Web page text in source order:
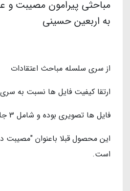
مباحثی پیرامون مصیبت و
به اربعین حسینی
از سری سلسله مباحث اعتقادات
ارتقا کیفیت فایل ها نسبت به
فایل ها تصویری بوده و شامل 3 جلسه می باشد.
این محصول قبلا باعنوان "مصیبت
است.